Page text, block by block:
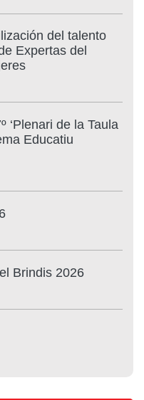
del talento
Expertas del
‘Plenari de la Taula
Educatiu
Brindis 2026